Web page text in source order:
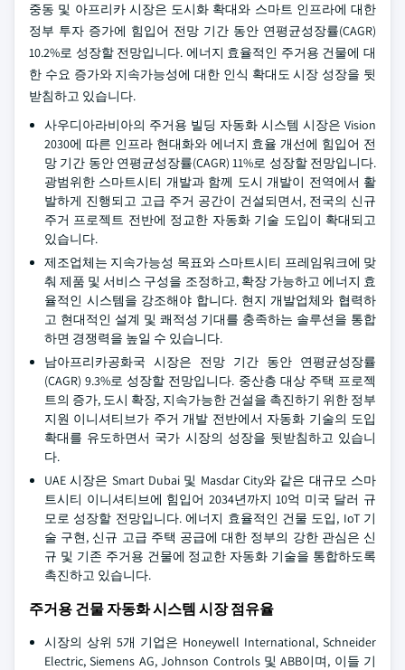
중동 및 아프리카 시장은 도시화 확대와 스마트 인프라에 대한
정부 투자 증가에 힘입어 전망 기간 동안 연평균성장률(CAGR)
10.2%로 성장할 전망입니다. 에너지 효율적인 주거용 건물에 대
한 수요 증가와 지속가능성에 대한 인식 확대도 시장 성장을 뒷
받침하고 있습니다.
사우디아라비아의 주거용 빌딩 자동화 시스템 시장은 Vision
2030에 따른 인프라 현대화와 에너지 효율 개선에 힘입어 전
망 기간 동안 연평균성장률(CAGR) 11%로 성장할 전망입니다.
광범위한 스마트시티 개발과 함께 도시 개발이 전역에서 활
발하게 진행되고 고급 주거 공간이 건설되면서, 전국의 신규
주거 프로젝트 전반에 정교한 자동화 기술 도입이 확대되고
있습니다.
제조업체는 지속가능성 목표와 스마트시티 프레임워크에 맞
춰 제품 및 서비스 구성을 조정하고, 확장 가능하고 에너지 효
율적인 시스템을 강조해야 합니다. 현지 개발업체와 협력하
고 현대적인 설계 및 쾌적성 기대를 충족하는 솔루션을 통합
하면 경쟁력을 높일 수 있습니다.
남아프리카공화국 시장은 전망 기간 동안 연평균성장률
(CAGR) 9.3%로 성장할 전망입니다. 중산층 대상 주택 프로젝
트의 증가, 도시 확장, 지속가능한 건설을 촉진하기 위한 정부
지원 이니셔티브가 주거 개발 전반에서 자동화 기술의 도입
확대를 유도하면서 국가 시장의 성장을 뒷받침하고 있습니
다.
UAE 시장은 Smart Dubai 및 Masdar City와 같은 대규모 스마
트시티 이니셔티브에 힘입어 2034년까지 10억 미국 달러 규
모로 성장할 전망입니다. 에너지 효율적인 건물 도입, IoT 기
술 구현, 신규 고급 주택 공급에 대한 정부의 강한 관심은 신
규 및 기존 주거용 건물에 정교한 자동화 기술을 통합하도록
촉진하고 있습니다.
주거용 건물 자동화 시스템 시장 점유율
시장의 상위 5개 기업은 Honeywell International, Schneider
Electric, Siemens AG, Johnson Controls 및 ABB이며, 이들 기